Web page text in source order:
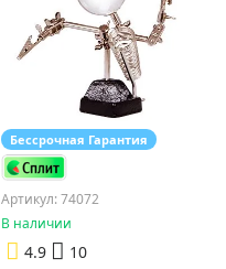
Бессрочная Гарантия
Артикул: 74072
В наличии
4.9
10